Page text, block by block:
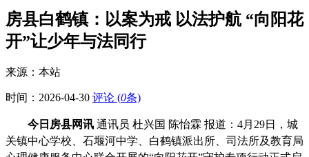
房县白鹤镇：以案为戒 以法护航 “向阳花
开”让少年与法同行
来源：本站
时间： 2026-04-30 评论 (0条)
今日房县网讯 通讯员 杜兴国 陈怡霖 报道：4月29日，城
关镇中心学校、石堰河中学、白鹤镇派出所、司法所及教育局